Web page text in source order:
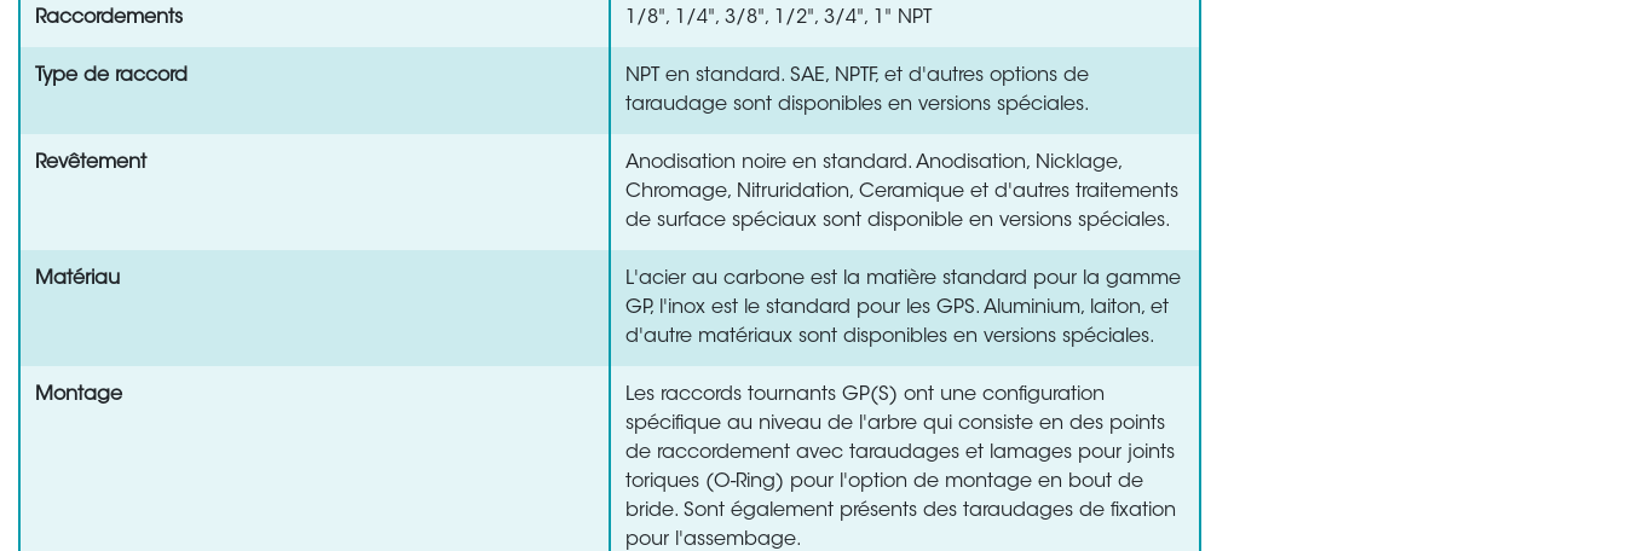
Raccordements 1/8", 1/4", 3/8", 1/2", 3/4", 1" NPT
Type de raccord
NPT en standard. SAE, NPTF, et d'autres options de
taraudage sont disponibles en versions spéciales.
Revêtement
Anodisation noire en standard. Anodisation, Nicklage,
Chromage, Nitruridation, Ceramique et d'autres traitements
de surface spéciaux sont disponible en versions spéciales.
Matériau
L'acier au carbone est la matière standard pour la gamme
GP, l'inox est le standard pour les GPS. Aluminium, laiton, et
d'autre matériaux sont disponibles en versions spéciales.
Montage
Les raccords tournants GP(S) ont une configuration
spécifique au niveau de l'arbre qui consiste en des points
de raccordement avec taraudages et lamages pour joints
toriques (O-Ring) pour l'option de montage en bout de
bride. Sont également présents des taraudages de fixation
pour l'assembage.